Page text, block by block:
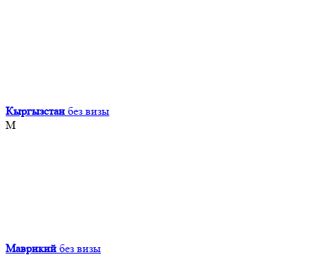
Кыргызcтан без визы
М
Маврикий без визы